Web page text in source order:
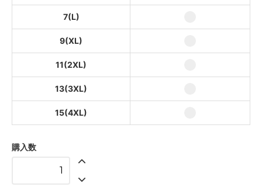
7(L)
9(XL)
11(2XL)
13(3XL)
15(4XL)
購入数